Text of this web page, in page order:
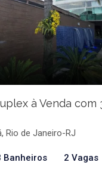
à Venda com
Rio de Janeiro-RJ
Banheiros 2 Vagas